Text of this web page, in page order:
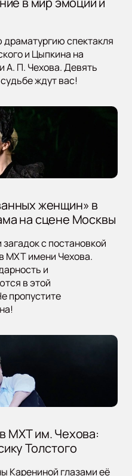
спектакля
и Цыпкина на
П. Чехова. Девять
ждут вас!
женщин» в
на сцене Москвы
с постановкой
МХТ имени Чехова.
и
в этой
пропустите
МХТ им. Чехова:
Толстого
Карениной глазами её